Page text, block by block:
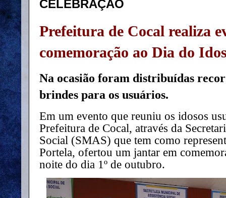
CELEBRAÇÃO
Prefeitura de Cocal realiza
comemoração ao Dia do
Na ocasião foram distribuídas
brindes para os usuários.
Em um evento que reuniu os idosos
Prefeitura de Cocal, através da
Social (SMAS) que tem como
Portela, ofertou um jantar em
noite do dia 1º de outubro.